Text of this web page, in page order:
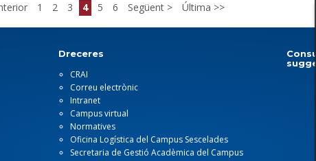
1 2 3 4 5 6 Següent Última
Dreceres
CRAI
Correu electrònic
Intranet
Campus virtual
Normatives
Oficina Logística del Campus Sescelades
Secretaria de Gestió Acadèmica del Campus